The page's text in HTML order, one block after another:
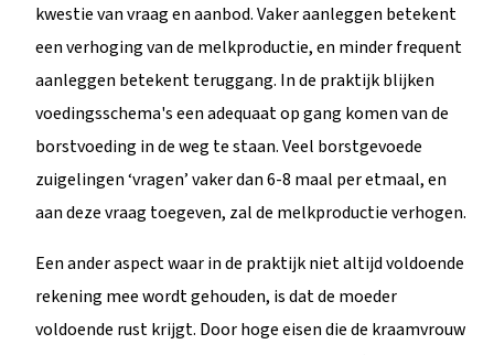
kwestie van vraag en aanbod. Vaker aanleggen betekent
een verhoging van de melkproductie, en minder frequent
aanleggen betekent teruggang. In de praktijk blijken
voedingsschema's een adequaat op gang komen van de
borstvoeding in de weg te staan. Veel borstgevoede
zuigelingen ‘vragen’ vaker dan 6-8 maal per etmaal, en
aan deze vraag toegeven, zal de melkproductie verhogen.
Een ander aspect waar in de praktijk niet altijd voldoende
rekening mee wordt gehouden, is dat de moeder
voldoende rust krijgt. Door hoge eisen die de kraamvrouw